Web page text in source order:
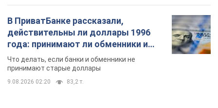
В ПриватБанке рассказали,
действительны ли доллары 1996
года: принимают ли обменники и
банки такие купюры
Что делать, если банки и обменники не
принимают старые доллары
9.08.2026 02:20 83,2 т.